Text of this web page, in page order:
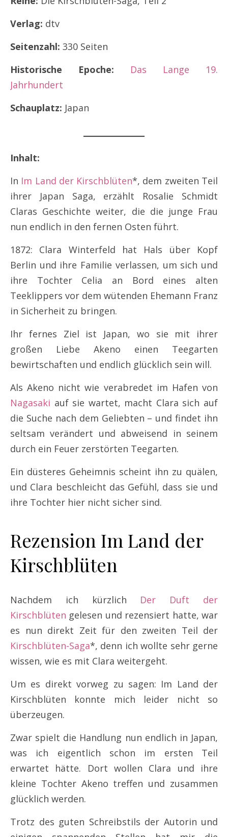
Verlag: dtv
Seitenzahl: 330 Seiten
Historische Epoche:
Das Lange 19.
Jahrhundert
Schauplatz: Japan
Inhalt:
In Im Land der Kirschblüten*, dem zweiten Teil
ihrer Japan Saga, erzählt Rosalie Schmidt
Claras Geschichte weiter, die die junge Frau
nun endlich in den fernen Osten führt.
1872: Clara Winterfeld hat Hals über Kopf
Berlin und ihre Familie verlassen, um sich und
ihre Tochter Celia an Bord eines alten
Teeklippers vor dem wütenden Ehemann Franz
in Sicherheit zu bringen.
Ihr fernes Ziel ist Japan, wo sie mit ihrer
großen Liebe Akeno einen Teegarten
bewirtschaften und endlich glücklich sein will.
Als Akeno nicht wie verabredet im Hafen von
Nagasaki auf sie wartet, macht Clara sich auf
die Suche nach dem Geliebten – und findet ihn
seltsam verändert und abweisend in seinem
durch ein Feuer zerstörten Teegarten.
Ein düsteres Geheimnis scheint ihn zu quälen,
und Clara beschleicht das Gefühl, dass sie und
ihre Tochter hier nicht sicher sind.
Rezension Im Land der
Kirschblüten
Nachdem ich kürzlich Der Duft der
Kirschblüten gelesen und rezensiert hatte, war
es nun direkt Zeit für den zweiten Teil der
Kirschblüten-Saga*, denn ich wollte sehr gerne
wissen, wie es mit Clara weitergeht.
Um es direkt vorweg zu sagen: Im Land der
Kirschblüten konnte mich leider nicht so
überzeugen.
Zwar spielt die Handlung nun endlich in Japan,
was ich eigentlich schon im ersten Teil
erwartet hätte. Dort wollen Clara und ihre
kleine Tochter Akeno treffen und zusammen
glücklich werden.
Trotz des guten Schreibstils der Autorin und